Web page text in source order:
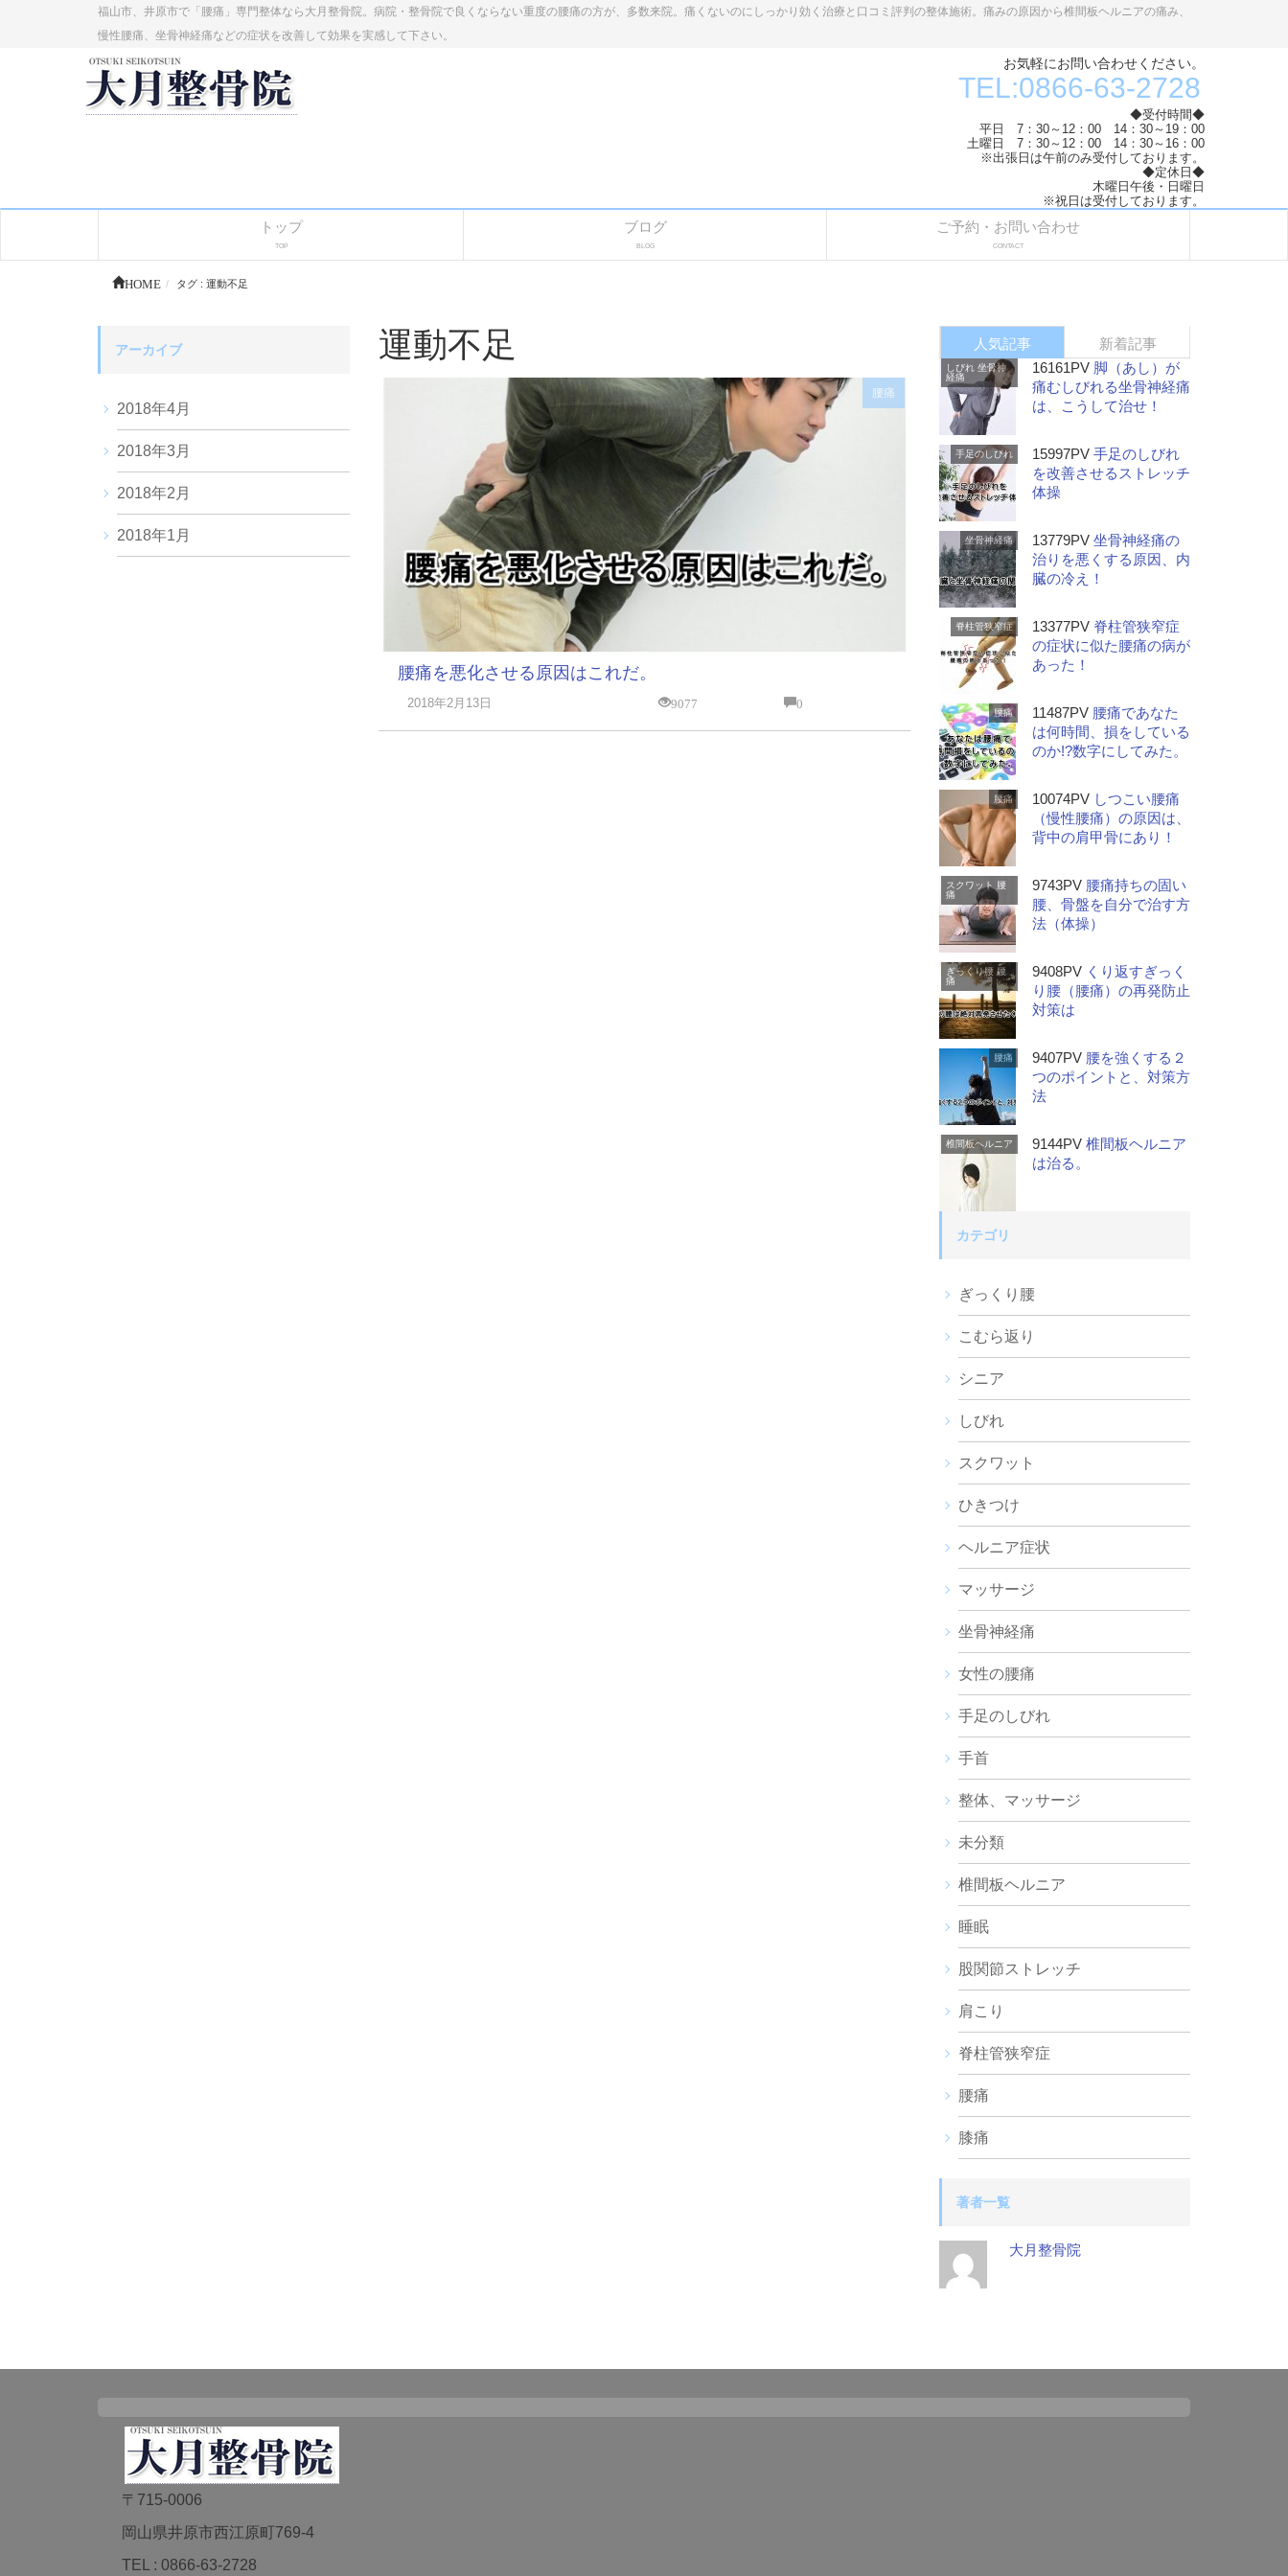
福山市、井原市で「腰痛」専門整体なら大月整骨院。病院・整骨院で良くならない重度の腰痛の方が、多数来院。痛くないのにしっかり効く治療と口コミ評判の整体施術。痛みの原因から椎間板ヘルニアの痛み、
慢性腰痛、坐骨神経痛などの症状を改善して効果を実感して下さい。
お気軽にお問い合わせください。
TEL:0866-63-2728
◆受付時間◆
平日 7：30～12：00 14：30～19：00
土曜日 7：30～12：00 14：30～16：00
※出張日は午前のみ受付しております。
◆定休日◆
木曜日午後・日曜日
※祝日は受付しております。
トップ
TOP
ブログ
BLOG
ご予約・お問い合わせ
CONTACT
HOME タグ : 運動不足
運動不足
腰痛
腰痛を悪化させる原因はこれだ。
2018年2月13日 9077 0
アーカイブ
2018年4月
2018年3月
2018年2月
2018年1月
人気記事 新着記事
しびれ 坐骨神
経痛
16161PV 脚（あし）が
痛むしびれる坐骨神経痛
は、こうして治せ！
手足のしびれ 15997PV 手足のしびれ
を改善させるストレッチ
体操
坐骨神経痛 13779PV 坐骨神経痛の
治りを悪くする原因、内
臓の冷え！
脊柱管狭窄症 13377PV 脊柱管狭窄症
の症状に似た腰痛の病が
あった！
腰痛 11487PV 腰痛であなた
は何時間、損をしている
のか!?数字にしてみた。
腰痛 10074PV しつこい腰痛
（慢性腰痛）の原因は、
背中の肩甲骨にあり！
スクワット 腰
痛
9743PV 腰痛持ちの固い
腰、骨盤を自分で治す方
法（体操）
ぎっくり腰 腰
痛
9408PV くり返すぎっく
り腰（腰痛）の再発防止
対策は
腰痛 9407PV 腰を強くする２
つのポイントと、対策方
法
椎間板ヘルニア 9144PV 椎間板ヘルニア
は治る。
カテゴリ
ぎっくり腰
こむら返り
シニア
しびれ
スクワット
ひきつけ
ヘルニア症状
マッサージ
坐骨神経痛
女性の腰痛
手足のしびれ
手首
整体、マッサージ
未分類
椎間板ヘルニア
睡眠
股関節ストレッチ
肩こり
脊柱管狭窄症
腰痛
膝痛
著者一覧
大月整骨院
〒715-0006
岡山県井原市西江原町769-4
TEL : 0866-63-2728